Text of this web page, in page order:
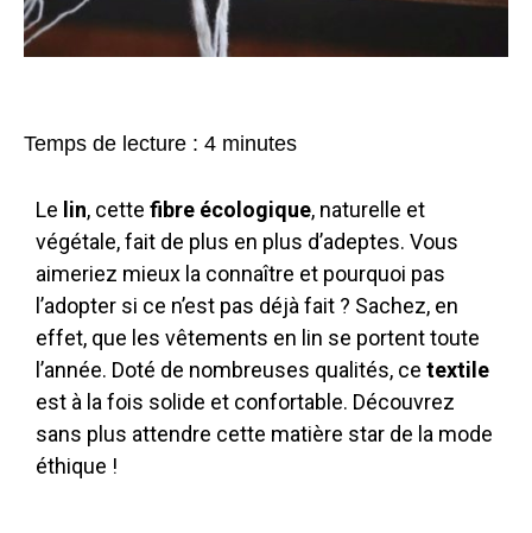
Temps de lecture : 4 minutes
Le lin, cette fibre écologique, naturelle et
végétale, fait de plus en plus d’adeptes. Vous
aimeriez mieux la connaître et pourquoi pas
l’adopter si ce n’est pas déjà fait ? Sachez, en
effet, que les vêtements en lin se portent toute
l’année. Doté de nombreuses qualités, ce textile
est à la fois solide et confortable. Découvrez
sans plus attendre cette matière star de la mode
éthique !